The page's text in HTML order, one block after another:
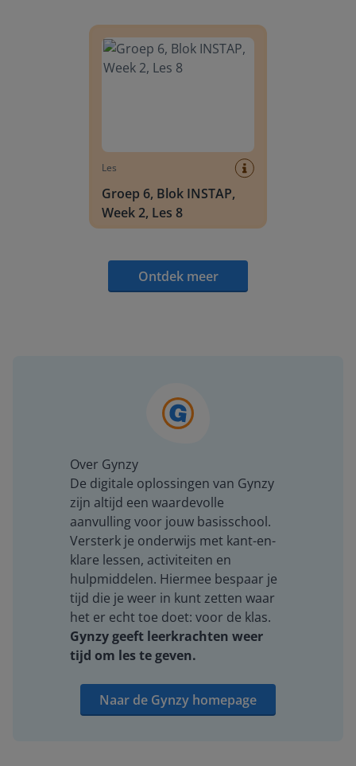
Les
Groep 6, Blok INSTAP,
Week 2, Les 8
Ontdek meer
Over Gynzy
De digitale oplossingen van Gynzy
zijn altijd een waardevolle
aanvulling voor jouw basisschool.
Versterk je onderwijs met kant-en-
klare lessen, activiteiten en
hulpmiddelen. Hiermee bespaar je
tijd die je weer in kunt zetten waar
het er echt toe doet: voor de klas.
Gynzy geeft leerkrachten weer
tijd om les te geven.
Naar de Gynzy homepage